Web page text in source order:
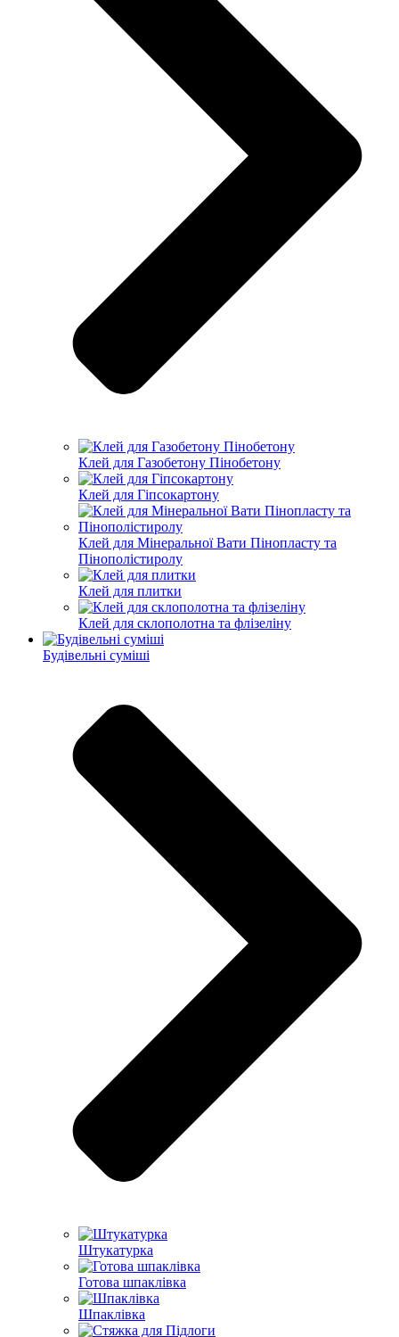
Клей для Газобетону Пінобетону
Клей для Гіпсокартону
Клей для Мінеральної Вати Пінопласту та
Пінополістиролу
Клей для плитки
Клей для склополотна та флізеліну
Будівельні суміші
Штукатурка
Готова шпаклівка
Шпаклівка